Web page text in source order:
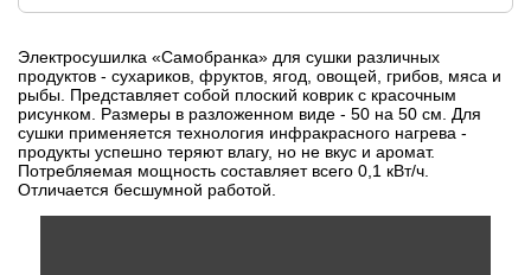
Электросушилка «Самобранка» для сушки различных
продуктов - сухариков, фруктов, ягод, овощей, грибов, мяса и
рыбы. Представляет собой плоский коврик с красочным
рисунком. Размеры в разложенном виде - 50 на 50 см. Для
сушки применяется технология инфракрасного нагрева -
продукты успешно теряют влагу, но не вкус и аромат.
Потребляемая мощность составляет всего 0,1 кВт/ч.
Отличается бесшумной работой.